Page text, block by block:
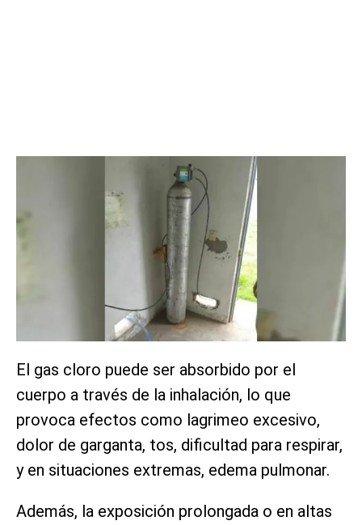
El gas cloro puede ser absorbido por el
cuerpo a través de la inhalación, lo que
provoca efectos como lagrimeo excesivo,
dolor de garganta, tos, dificultad para respirar,
y en situaciones extremas, edema pulmonar.
Además, la exposición prolongada o en altas